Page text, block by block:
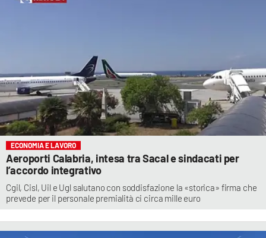
ECONOMIA E LAVORO
Aeroporti Calabria, intesa tra Sacal e sindacati per
l’accordo integrativo
Cgil, Cisl, Uil e Ugl salutano con soddisfazione la «storica» firma che
prevede per il personale premialità ci circa mille euro